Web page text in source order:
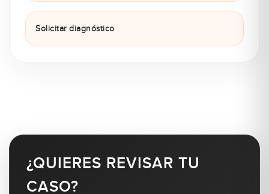
Solicitar diagnóstico
¿QUIERES REVISAR TU
CASO?